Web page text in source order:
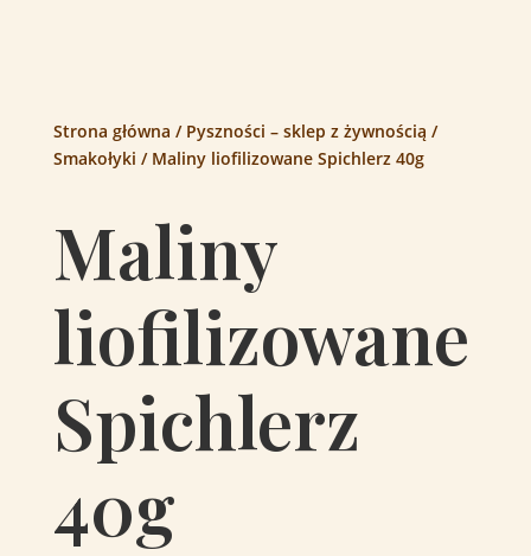
Strona główna / Pyszności – sklep z żywnością /
Smakołyki / Maliny liofilizowane Spichlerz 40g
Maliny
liofilizowane
Spichlerz
40g